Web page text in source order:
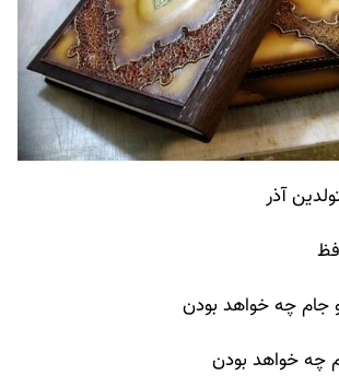
آذر
جام چه خواهد بودن
چه خواهد بودن